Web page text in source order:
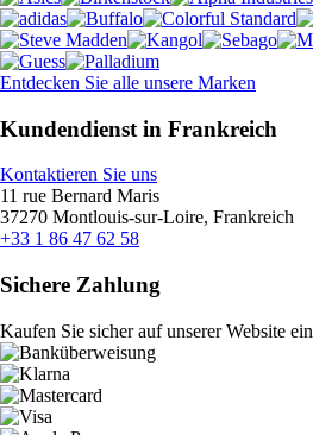
Entdecken Sie alle unsere Marken
Kundendienst in Frankreich
Kontaktieren Sie uns
11 rue Bernard Maris
37270 Montlouis-sur-Loire, Frankreich
+33 1 86 47 62 58
Sichere Zahlung
Kaufen Sie sicher auf unserer Website ein